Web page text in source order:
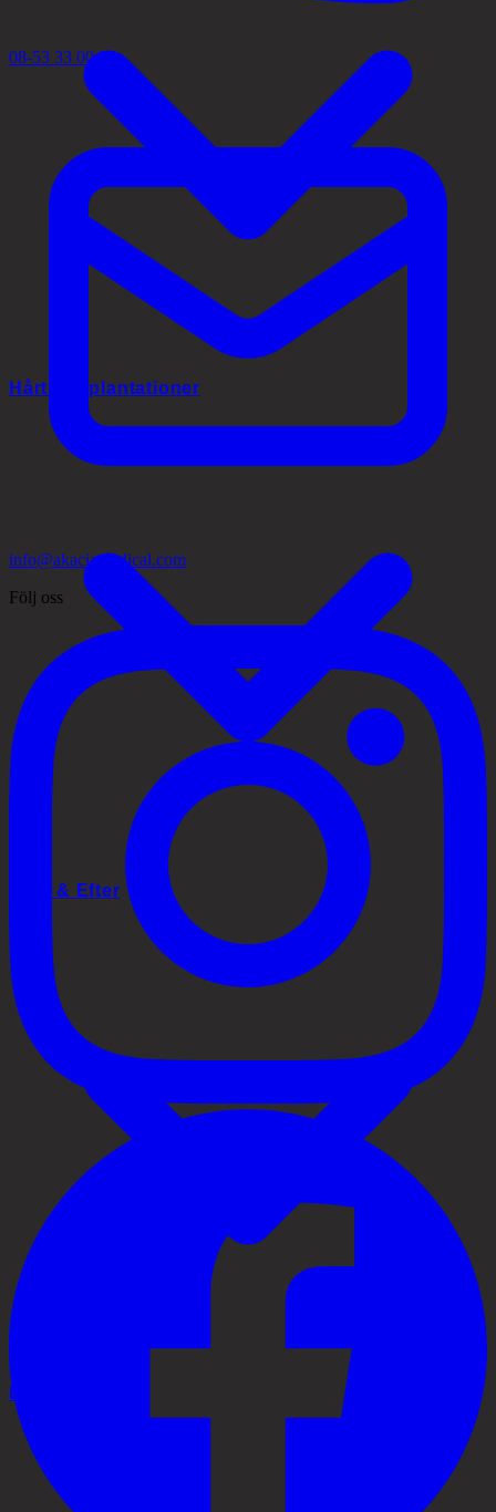
Hårtransplantationer
Före & Efter
Behandlingar
08-53 33 00 02
info@akaciamedical.com
Följ oss